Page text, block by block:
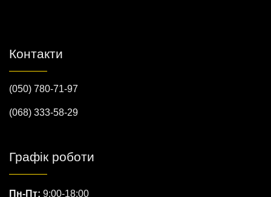
Контакти
(050) 780-71-97
(068) 333-58-29
Графік роботи
Пн-Пт: 9:00-18:00